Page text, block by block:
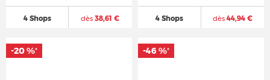
4 Shops dès 38,61 € 4 Shops dès44,94 €
-20 %* -46 %*